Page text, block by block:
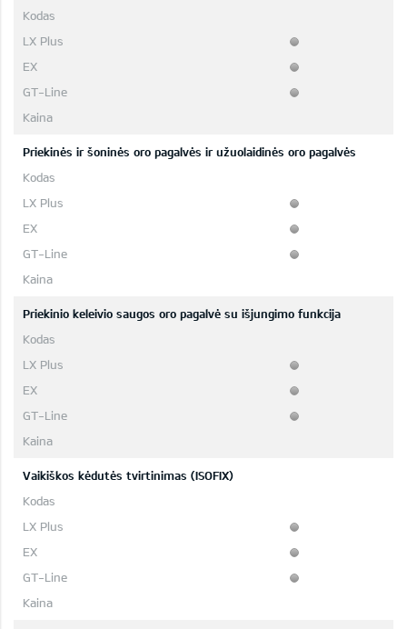
Priekinės ir šoninės oro pagalvės ir užuolaidinės oro pagalvės
Priekinio keleivio saugos oro pagalvė su išjungimo funkcija
Vaikiškos kėdutės tvirtinimas (ISOFIX)